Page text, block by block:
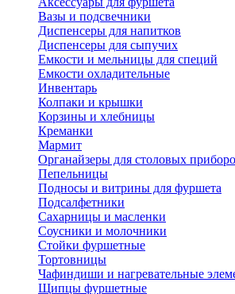
Вазы и подсвечники
Диспенсеры для напитков
Диспенсеры для сыпучих
Емкости и мельницы для специй
Емкости охладительные
Инвентарь
Колпаки и крышки
Корзины и хлебницы
Креманки
Мармит
Органайзеры для столовых
Пепельницы
Подносы и витрины для фуршета
Подсалфетники
Сахарницы и масленки
Соусники и молочники
Стойки фуршетные
Тортовницы
Чафиндиши и нагревательные
Щипцы фуршетные